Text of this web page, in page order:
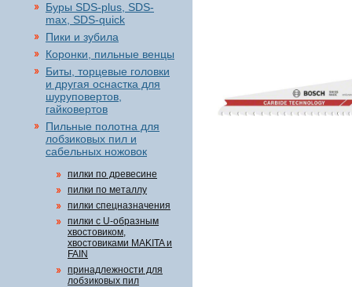
Буры SDS-plus, SDS-
max, SDS-quick
Пики и зубила
Коронки, пильные венцы
Биты, торцевые головки
и другая оснастка для
шуруповертов,
гайковертов
Пильные полотна для
лобзиковых пил и
сабельных ножовок
пилки по древесине
пилки по металлу
пилки спецназначения
пилки с U-образным
хвостовиком,
хвостовиками MAKITA и
FAIN
принадлежности для
лобзиковых пил